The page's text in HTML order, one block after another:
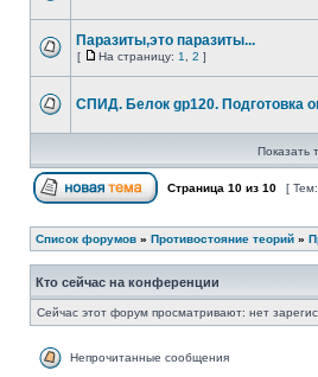
Паразиты,это паразиты...
[ На страницу: 1 2 ]
СПИД. Белок gp120. Подготовка
Показать
Страница 10 из 10 [
Список форумов » Противостояние теорий »
Кто сейчас на конференции
Сейчас этот форум просматривают: нет
Непрочитанные сообщения